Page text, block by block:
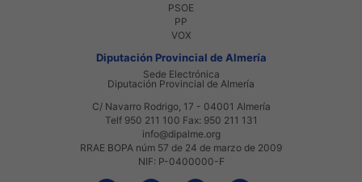
PSOE
PP
VOX
Diputación Provincial de Almería
Sede Electrónica
Diputación Provincial de Almería
C/ Navarro Rodrigo, 17 - 04001 Almería
Telf 950 211 100 Fax: 950 211 131
info@dipalme.org
RRAE BOPA núm 57 de 24 de marzo de 2009
NIF: P-0400000-F